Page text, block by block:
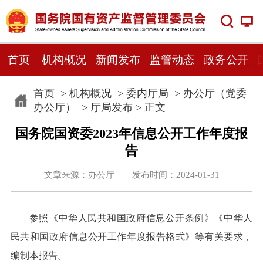
首页 机构概况 新闻发布 监管动态 政务公开
首页> 机构概况> 委内厅局 > 办公厅（党委
办公厅）
> 厅局发布> 正文
国务院国资委2023年信息公开工作年度报
告
文章来源：办公厅 发布时间：2024-01-31
参照《中华人民共和国政府信息公开条例》《中华人
民共和国政府信息公开工作年度报告格式》等有关要求，
编制本报告。